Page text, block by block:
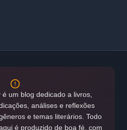
um blog dedicado a livros,
análises e reflexões
e temas literários. Todo
é produzido de boa fé, com